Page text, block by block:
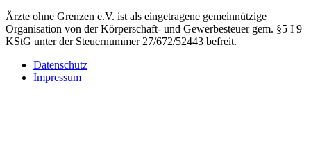
Ärzte ohne Grenzen e.V. ist als eingetragene gemeinnützige
Organisation von der Körperschaft- und Gewerbesteuer gem. §5 I 9
KStG unter der Steuernummer 27/672/52443 befreit.
Datenschutz
Impressum